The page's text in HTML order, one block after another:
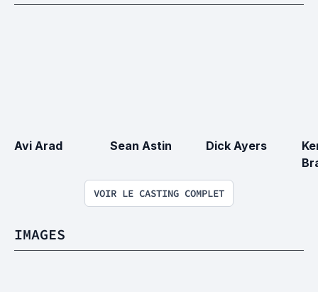
Avi Arad Sean Astin Dick Ayers
VOIR LE CASTING COMPLET
IMAGES